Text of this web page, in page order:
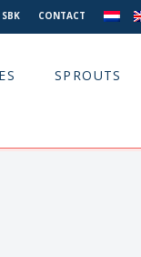
CONTACT
SPROUTS